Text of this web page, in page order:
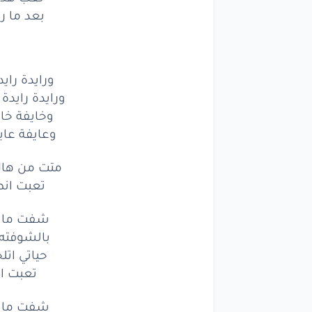
وخايفة
من
تعبت
شفتما
بالشوفته
تعبت
شفتما
بالشوفته
بعد ما
ورايدة
ورايدة
وخايفة
وعايفة
متت من
تعبت
شفت ما
حياتي
تعبت
شفت ما